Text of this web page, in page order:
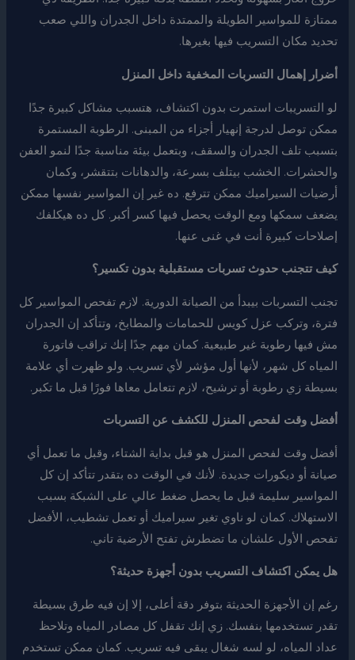
ممتازة للمواسير الطويلة والممتدة داخل الجدران واللي صعب
تحديد مكان التسريب فيها بغيرها.
أضرار إهمال التسربات المخفية داخل المنزل
لو التسريبات استمرت بدون اكتشاف، هتسبب مشاكل كبيرة جدًا
ممكن توصل لدرجة إنهيار أجزاء من المبنى. الرطوبة المستمرة
بتسبب تلف الجدران والسقف، وبتعمل بيئة مناسبة جدًا لنمو العفن
والحشرات. الخشب بيتلف بسرعة، والدهانات بتتقشر، وكمان
أرضيات السيراميك ممكن تترفع. ده غير إن المواسير نفسها ممكن
يضعف سمكها ومع الوقت يحصل فيها كسر أكبر. كل ده هيكلفك
إصلاحات كبيرة أنت في غنى عنها.
كيف تتجنب حدوث تسربات مستقبلية بدون تكسير؟
تجنب التسربات بيبدأ من الصيانة الدورية. لازم تفحص المواسير كل
فترة، وتركب عزل كويس للحمامات والمطابخ، وتتأكد إن الجدران
مش فيها رطوبة غير طبيعية. كمان مهم جدًا إنك تراقب فاتورة
المياه كل شهر، لأنها أول مؤشر لأي تسريب. ولو ظهرت أي علامة
بسيطة زي رطوبة أو ترشيح، لازم تتعامل معاها فورًا قبل ما تكبر.
أفضل وقت لفحص المنزل للكشف عن التسربات
أفضل وقت لفحص المنزل هو قبل بداية الشتاء، وقبل ما تعمل أي
صيانة أو ديكورات جديدة. لأنك في الوقت ده بتقدر تتأكد إن كل
المواسير سليمة قبل ما يحصل ضغط عالي على الشبكة بسبب
الاستهلاك. كمان لو ناوي تغير سيراميك أو تعمل تشطيب، الأفضل
تفحص الأول علشان ما تضطرش تفتح الأرضية تاني.
هل يمكن اكتشاف التسريب بدون أجهزة حديثة؟
رغم إن الأجهزة الحديثة بتوفر دقة أعلى، إلا إن فيه طرق بسيطة
تقدر تستخدمها بنفسك. زي إنك تقفل كل مصادر المياه وتلاحظ
عداد المياه، لو لسه شغال يبقى فيه تسريب. كمان ممكن تستخدم